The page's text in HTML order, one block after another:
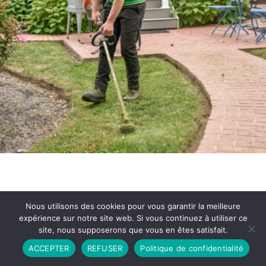
Partenariat Contact
Politique de Confidentialité
CGU
Copyright © 2026 - Propulsé par DIEUDUDIABLE
Nous utilisons des cookies pour vous garantir la meilleure
expérience sur notre site web. Si vous continuez à utiliser ce
site, nous supposerons que vous en êtes satisfait.
ACCEPTER
REFUSER Politique de confidentialité